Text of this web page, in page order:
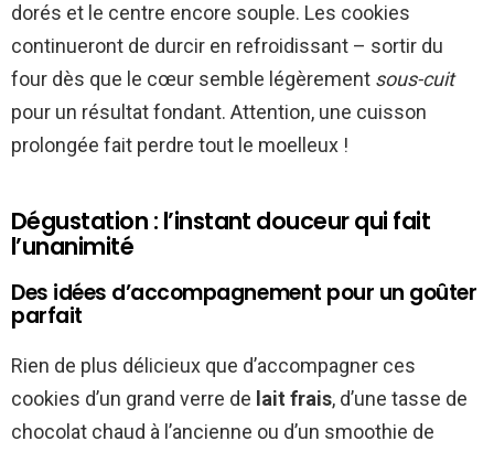
dorés et le centre encore souple. Les cookies
continueront de durcir en refroidissant – sortir du
four dès que le cœur semble légèrement sous-cuit
pour un résultat fondant. Attention, une cuisson
prolongée fait perdre tout le moelleux !
Dégustation : l’instant douceur qui fait
l’unanimité
Des idées d’accompagnement pour un goûter
parfait
Rien de plus délicieux que d’accompagner ces
cookies d’un grand verre de lait frais, d’une tasse de
chocolat chaud à l’ancienne ou d’un smoothie de